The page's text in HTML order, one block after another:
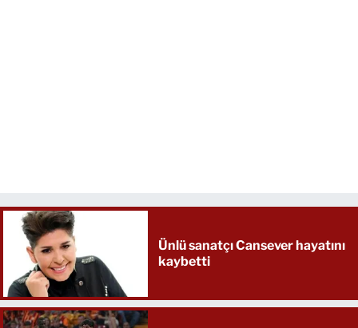
Ünlü sanatçı Cansever hayatını
kaybetti